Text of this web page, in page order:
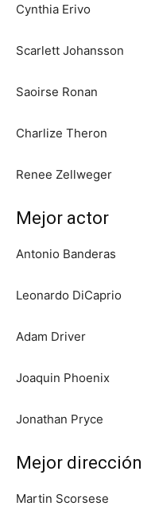
Cynthia Erivo
Scarlett Johansson
Saoirse Ronan
Charlize Theron
Renee Zellweger
Mejor actor
Antonio Banderas
Leonardo DiCaprio
Adam Driver
Joaquin Phoenix
Jonathan Pryce
Mejor dirección
Martin Scorsese